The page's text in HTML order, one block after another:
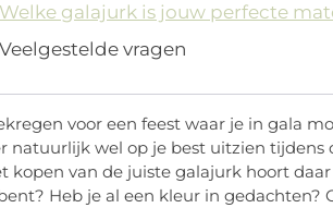
Welke galajurk is jouw perfecte
Veelgestelde vragen
voor een feest waar je in gala
natuurlijk wel op je best uitzien
kopen van de juiste galajurk hoort
Heb je al een kleur in gedachten?